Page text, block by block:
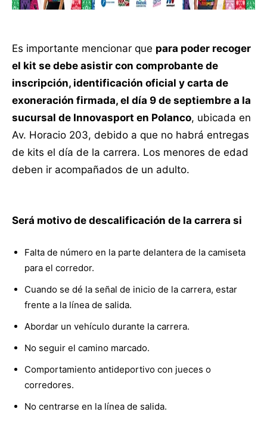
Es importante mencionar que para poder recoger
el kit se debe asistir con comprobante de
inscripción, identificación oficial y carta de
exoneración firmada, el día 9 de septiembre a la
sucursal de Innovasport en Polanco, ubicada en
Av. Horacio 203, debido a que no habrá entregas
de kits el día de la carrera. Los menores de edad
deben ir acompañados de un adulto.
Será motivo de descalificación de la carrera si
Falta de número en la parte delantera de la camiseta
para el corredor.
Cuando se dé la señal de inicio de la carrera, estar
frente a la línea de salida.
Abordar un vehículo durante la carrera.
No seguir el camino marcado.
Comportamiento antideportivo con jueces o
corredores.
No centrarse en la línea de salida.